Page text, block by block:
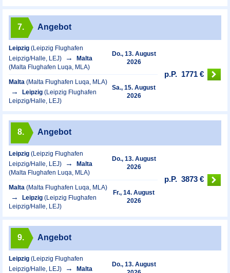
7. Angebot
Leipzig (Leipzig Flughafen
Leipzig/Halle, LEJ)
Malta
(Malta Flughafen Luqa, MLA)
Do., 13. August
2026
Malta (Malta Flughafen Luqa, MLA)
Leipzig (Leipzig Flughafen
Leipzig/Halle, LEJ)
Sa., 15. August
2026
p.P. 1771 €
8. Angebot
Leipzig (Leipzig Flughafen
Leipzig/Halle, LEJ)
Malta
(Malta Flughafen Luqa, MLA)
Do., 13. August
2026
Malta (Malta Flughafen Luqa, MLA)
Leipzig (Leipzig Flughafen
Leipzig/Halle, LEJ)
Fr., 14. August
2026
p.P. 3873 €
9. Angebot
Leipzig (Leipzig Flughafen
Leipzig/Halle, LEJ)
Malta
Do., 13. August